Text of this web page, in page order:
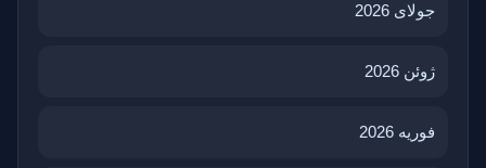
جولای 2026
ژوئن 2026
فوریه 2026